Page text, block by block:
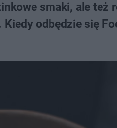
smaki, ale też
odbędzie się